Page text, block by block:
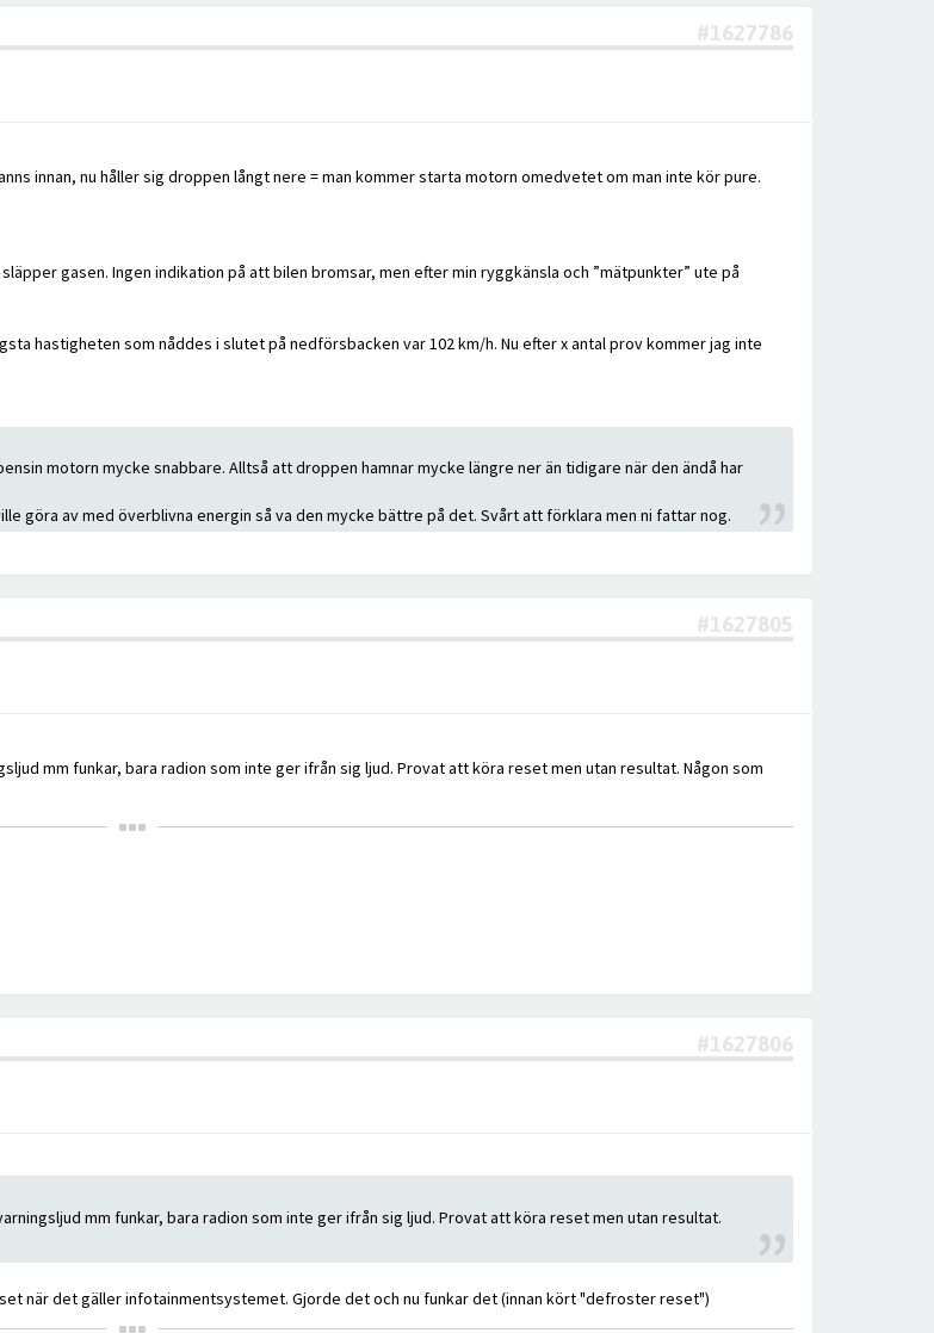
#1627786
innan, nu håller sig droppen långt nere = man kommer starta motorn omedvetet om man inte kör pure.
gasen. Ingen indikation på att bilen bromsar, men efter min ryggkänsla och ”mätpunkter” ute på
hastigheten som nåddes i slutet på nedförsbacken var 102 km/h. Nu efter x antal prov kommer jag inte
motorn mycke snabbare. Alltså att droppen hamnar mycke längre ner än tidigare när den ändå har
göra av med överblivna energin så va den mycke bättre på det. Svårt att förklara men ni fattar nog.
#1627805
mm funkar, bara radion som inte ger ifrån sig ljud. Provat att köra reset men utan resultat. Någon som
#1627806
mm funkar, bara radion som inte ger ifrån sig ljud. Provat att köra reset men utan resultat.
när det gäller infotainmentsystemet. Gjorde det och nu funkar det (innan kört "defroster reset")